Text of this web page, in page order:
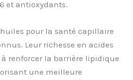
et antioxydants.
pour la santé capillaire
Leur richesse en acides
renforcer la barrière lipidique
une meilleure